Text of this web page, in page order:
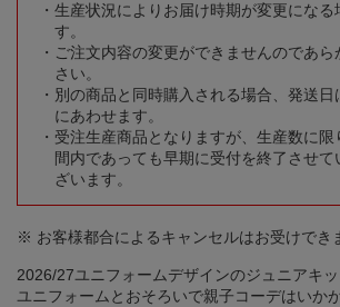
生産状況によりお届け時期が変更になる
す。
ご注文内容の変更ができませんのであ
さい。
別の商品と同時購入される場合、発送
にあわせます。
受注生産商品となりますが、生産数に限
間内であっても早期に受付を終了させ
ざいます。
※ お客様都合によるキャンセルはお受けでき
2026/27ユニフォームデザインのジュニアキッ
ユニフォームとおそろいで親子コーデはいか